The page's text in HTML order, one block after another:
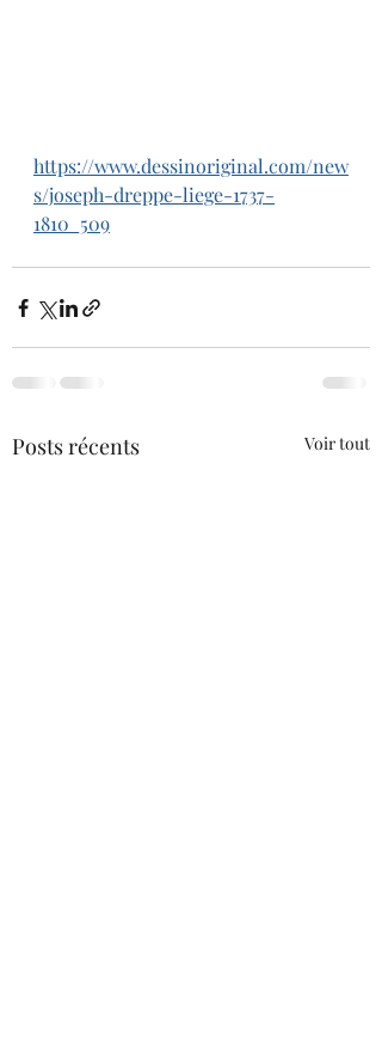
https://www.dessinoriginal.com/new
s/joseph-dreppe-liege-1737-
1810_509
Posts récents Voir tout